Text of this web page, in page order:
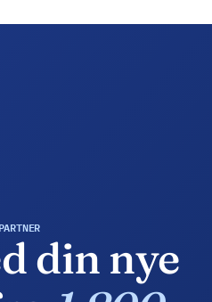
din nye